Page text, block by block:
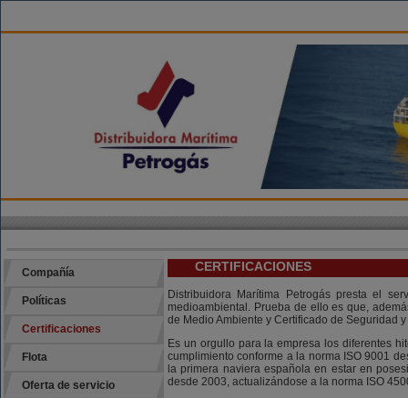
Compañía
Políticas
Certificaciones
Flota
Oferta de servicio
CERTIFICACIONES
Distribuidora Marítima Petrogás presta el
medioambiental. Prueba de ello es que,
de Medio Ambiente y Certificado de Seguridad
Es un orgullo para la empresa los diferentes
cumplimiento conforme a la norma ISO 9001
la primera naviera española en estar en
desde 2003, actualizándose a la norma ISO